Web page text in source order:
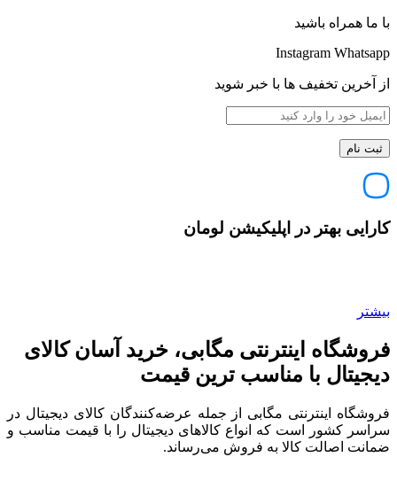
با ما همراه باشید
Instagram Whatsapp
از آخرین تخفیف ها با خبر شوید
کارایی بهتر در اپلیکیشن لومان
بیشتر
فروشگاه اینترنتی مگابی، خرید آسان کالای
دیجیتال با مناسب ترین قیمت
فروشگاه اینترنتی مگابی از جمله عرضه‌کنندگان کالای دیجیتال در
سراسر کشور است که انواع کالاهای دیجیتال را با قیمت مناسب و
ضمانت اصالت کالا به فروش می‌رساند.